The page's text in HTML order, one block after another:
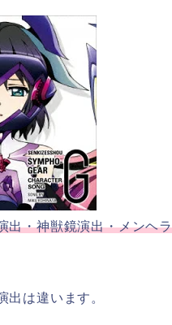
出・神獣鏡演出・メンヘ
は違います。